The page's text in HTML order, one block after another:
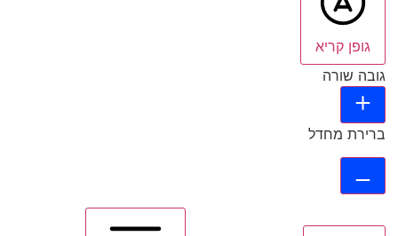
גופן קריא
גובה שורה
ברירת מחדל